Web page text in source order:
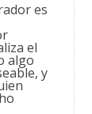
es
el
algo
y